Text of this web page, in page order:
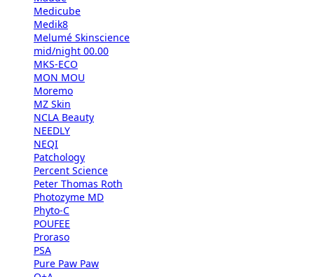
Medicube
Medik8
Melumé Skinscience
mid/night 00.00
MKS-ECO
MON MOU
Moremo
MZ Skin
NCLA Beauty
NEEDLY
NEQI
Patchology
Percent Science
Peter Thomas Roth
Photozyme MD
Phyto-C
POUFEE
Proraso
PSA
Pure Paw Paw